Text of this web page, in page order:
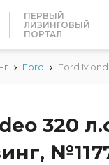
ПЕРВЫЙ
ЛИЗИНГОВЫЙ
ПОРТАЛ
Ford Ford
320